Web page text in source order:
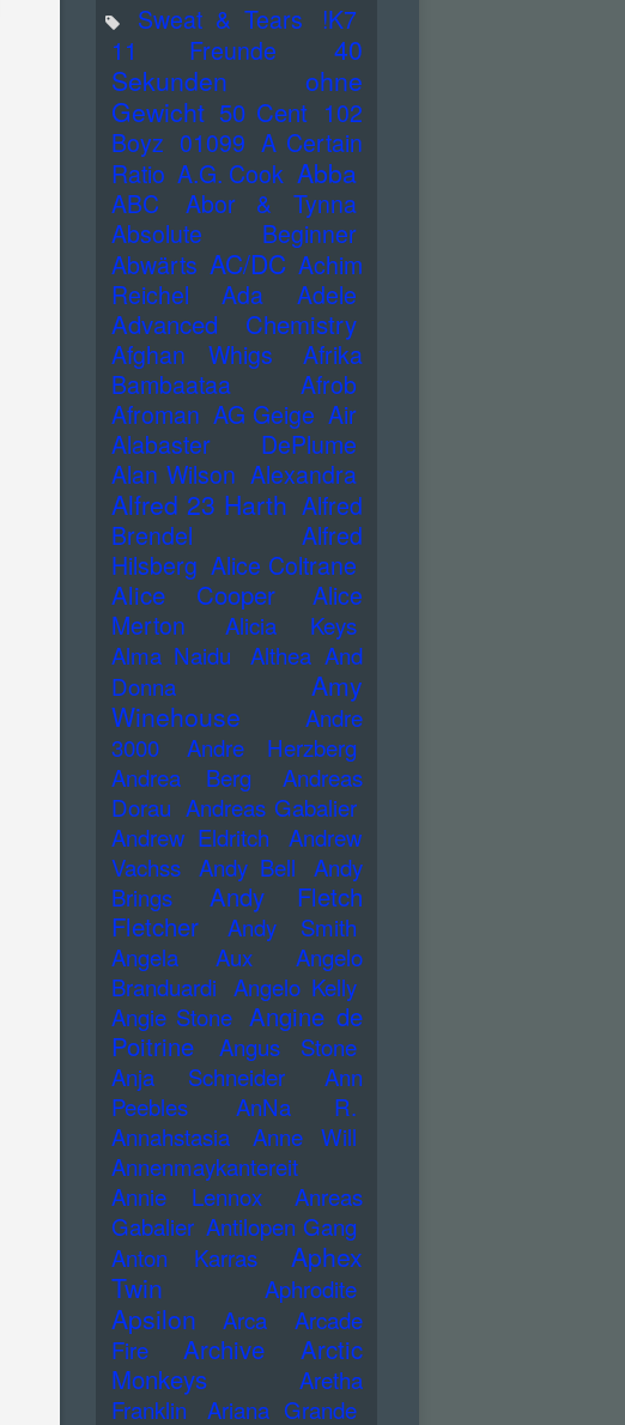
Sweat & Tears
!K7
11 Freunde
40
Sekunden ohne
Gewicht 50 Cent 102
Boyz 01099 A Certain
Ratio A.G. Cook Abba
ABC
Abor & Tynna
Absolute Beginner
Abwärts AC/DC Achim
Reichel
Ada Adele
Advanced Chemistry
Afghan Whigs
Afrika
Bambaataa
Afrob
Afroman AG Geige Air
Alabaster DePlume
Alan Wilson Alexandra
Alfred 23 Harth Alfred
Brendel
Alfred
Hilsberg Alice Coltrane
Alice Cooper
Alice
Merton
Alicia Keys
Alma Naidu
Althea And
Donna
Amy
Winehouse
Andre
3000
Andre Herzberg
Andrea Berg
Andreas
Dorau Andreas Gabalier
Andrew Eldritch
Andrew
Vachss Andy Bell
Andy
Brings
Andy Fletch
Fletcher
Andy Smith
Angela Aux
Angelo
Branduardi Angelo Kelly
Angie Stone Angine de
Poitrine
Angus Stone
Anja Schneider
Ann
Peebles
AnNa R.
Annahstasia
Anne Will
Annenmaykantereit
Annie Lennox
Anreas
Gabalier Antilopen Gang
Anton Karras
Aphex
Twin
Aphrodite
Apsilon Arca
Arcade
Fire
Archive
Arctic
Monkeys
Aretha
Franklin
Ariana Grande